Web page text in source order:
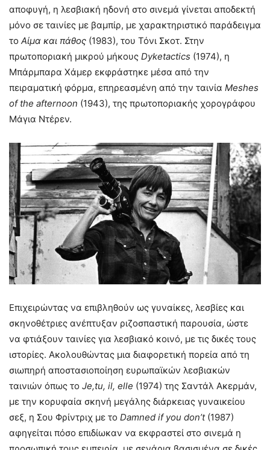
αποφυγή, η λεσβιακή ηδονή στο σινεμά γίνεται αποδεκτή
μόνο σε ταινίες με βαμπίρ, με χαρακτηριστικό παράδειγμα
το Αίμα και πάθος (1983), του Τόνι Σκοτ. Στην
πρωτοποριακή μικρού μήκους Dyketactics (1974), η
Μπάρμπαρα Χάμερ εκφράστηκε μέσα από την
πειραματική φόρμα, επηρεασμένη από την ταινία Meshes
of the afternoon (1943), της πρωτοποριακής χορογράφου
Μάγια Ντέρεν.
Επιχειρώντας να επιβληθούν ως γυναίκες, λεσβίες και
σκηνοθέτριες ανέπτυξαν ριζοσπαστική παρουσία, ώστε
να φτιάξουν ταινίες για λεσβιακό κοινό, με τις δικές τους
ιστορίες. Ακολουθώντας μια διαφορετική πορεία από τη
σιωπηρή αποστασιοποίηση ευρωπαϊκών λεσβιακών
ταινιών όπως το Je,tu, il, elle (1974) της Σαντάλ Ακερμάν,
με την κορυφαία σκηνή μεγάλης διάρκειας γυναικείου
σεξ, η Σου Φρίντριχ με το Damned if you don’t(1987)
αφηγείται πόσο επιδίωκαν να εκφραστεί στο σινεμά η